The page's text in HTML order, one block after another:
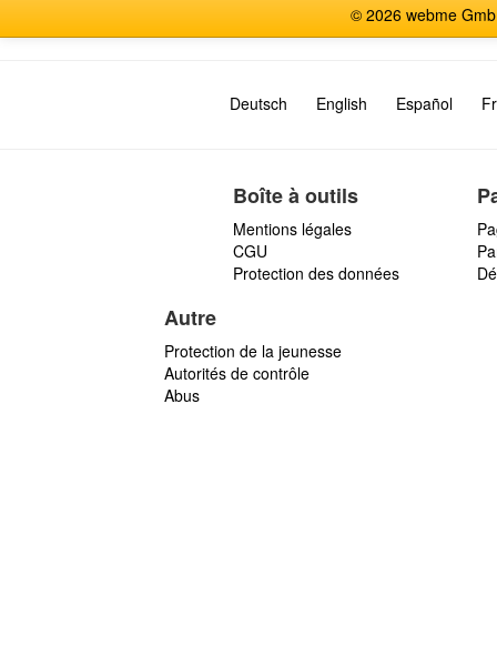
© 2026 webme
Deutsch English Español
Boîte à outils
Mentions légales
CGU
Protection des données
Autre
Protection de la jeunesse
Autorités de contrôle
Abus